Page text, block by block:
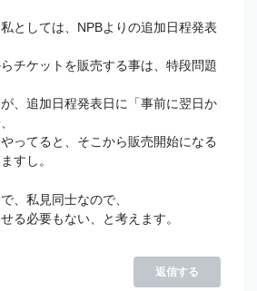
としては、NPBよりの追加日程発表
チケットを販売する事は、特段問題
、追加日程発表日に「事前に翌日か
ってると、そこから販売開始になる
すし。
、私見同士なので、
る必要もない、と考えます。
返信する